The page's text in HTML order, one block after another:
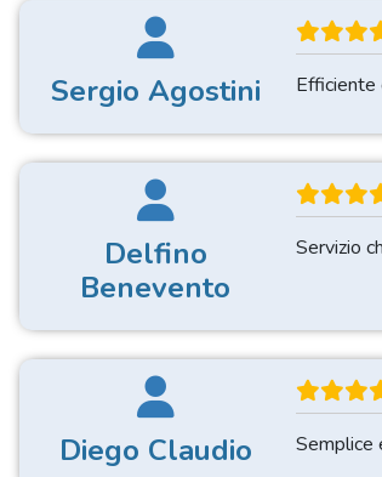
Sergio Agostini Efficiente
Delfino
Benevento
Servizio
Diego Claudio Semplice